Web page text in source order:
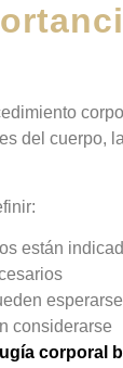
del cuerpo,
están
esperarse
considerarse
corporal